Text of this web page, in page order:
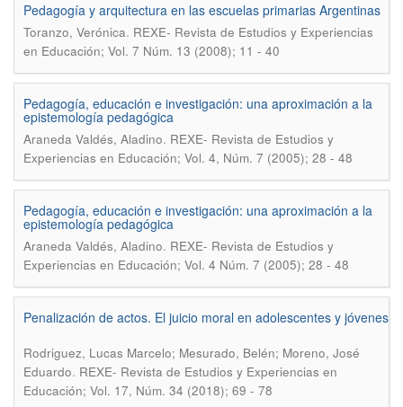
Pedagogía y arquitectura en las escuelas primarias Argentinas
Toranzo, Verónica. REXE- Revista de Estudios y Experiencias
en Educación; Vol. 7 Núm. 13 (2008); 11 - 40
Pedagogía, educación e investigación: una aproximación a la
epistemología pedagógica
Araneda Valdés, Aladino. REXE- Revista de Estudios y
Experiencias en Educación; Vol. 4, Núm. 7 (2005); 28 - 48
Pedagogía, educación e investigación: una aproximación a la
epistemología pedagógica
Araneda Valdés, Aladino. REXE- Revista de Estudios y
Experiencias en Educación; Vol. 4 Núm. 7 (2005); 28 - 48
Penalización de actos. El juicio moral en adolescentes y jóvenes
Rodriguez, Lucas Marcelo; Mesurado, Belén; Moreno, José
Eduardo. REXE- Revista de Estudios y Experiencias en
Educación; Vol. 17, Núm. 34 (2018); 69 - 78